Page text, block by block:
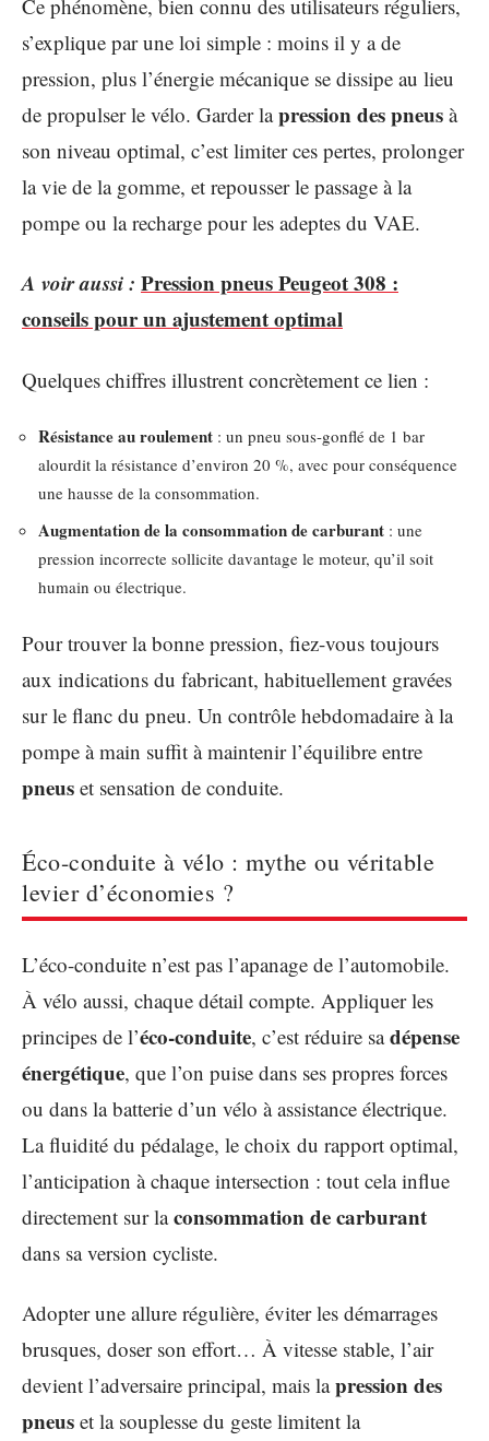
Ce phénomène, bien connu des utilisateurs réguliers,
s’explique par une loi simple : moins il y a de
pression, plus l’énergie mécanique se dissipe au lieu
de propulser le vélo. Garder lapression des pneus à
son niveau optimal, c’est limiter ces pertes, prolonger
la vie de la gomme, et repousser le passage à la
pompe ou la recharge pour les adeptes du VAE.
A voir aussi : Pression pneus Peugeot 308 :
conseils pour un ajustement optimal
Quelques chiffres illustrent concrètement ce lien :
Résistance au roulement : un pneu sous-gonflé de 1 bar
alourdit la résistance d’environ 20 %, avec pour conséquence
une hausse de la consommation.
Augmentation de la consommation de carburant : une
pression incorrecte sollicite davantage le moteur, qu’il soit
humain ou électrique.
Pour trouver la bonne pression, fiez-vous toujours
aux indications du fabricant, habituellement gravées
sur le flanc du pneu. Un contrôle hebdomadaire à la
pompe à main suffit à maintenir l’équilibre entre
pneus et sensation de conduite.
Éco-conduite à vélo : mythe ou véritable
levier d’économies ?
L’éco-conduite n’est pas l’apanage de l’automobile.
À vélo aussi, chaque détail compte. Appliquer les
principes de l’éco-conduite, c’est réduire sadépense
énergétique, que l’on puise dans ses propres forces
ou dans la batterie d’un vélo à assistance électrique.
La fluidité du pédalage, le choix du rapport optimal,
l’anticipation à chaque intersection : tout cela influe
directement sur laconsommation de carburant
dans sa version cycliste.
Adopter une allure régulière, éviter les démarrages
brusques, doser son effort… À vitesse stable, l’air
devient l’adversaire principal, mais lapression des
pneus et la souplesse du geste limitent la